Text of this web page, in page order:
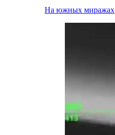
На южных миражах